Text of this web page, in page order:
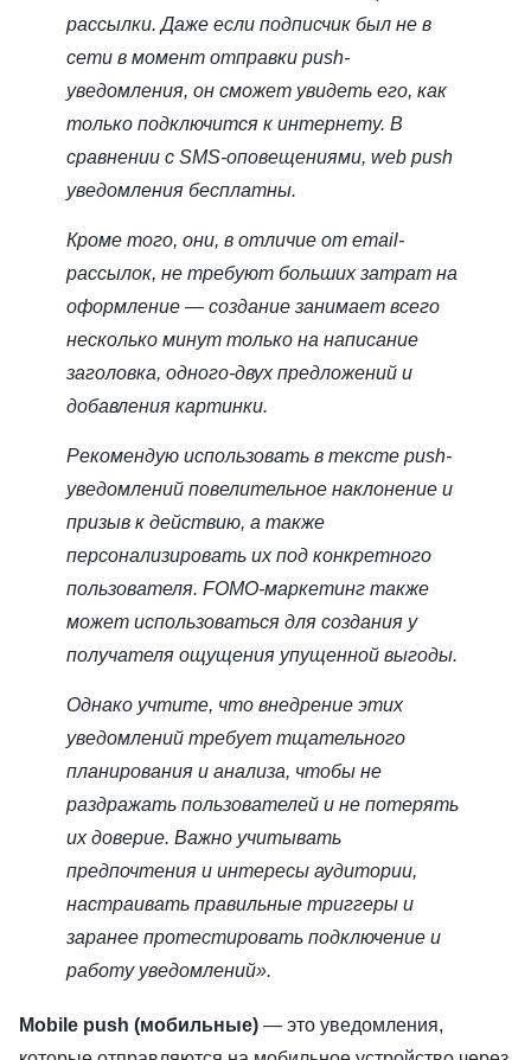
рассылки. Даже если подписчик был не в
сети в момент отправки push-
уведомления, он сможет увидеть его, как
только подключится к интернету. В
сравнении с SMS-оповещениями, web push
уведомления бесплатны.
Кроме того, они, в отличие от email-
рассылок, не требуют больших затрат на
оформление — создание занимает всего
несколько минут только на написание
заголовка, одного-двух предложений и
добавления картинки.
Рекомендую использовать в тексте push-
уведомлений повелительное наклонение и
призыв к действию, а также
персонализировать их под конкретного
пользователя. FOMO-маркетинг также
может использоваться для создания у
получателя ощущения упущенной выгоды.
Однако учтите, что внедрение этих
уведомлений требует тщательного
планирования и анализа, чтобы не
раздражать пользователей и не потерять
их доверие. Важно учитывать
предпочтения и интересы аудитории,
настраивать правильные триггеры и
заранее протестировать подключение и
работу уведомлений».
Mobile push (мобильные) — это уведомления,